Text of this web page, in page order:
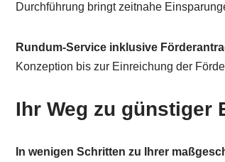
Durchführung bringt zeitnahe
Rundum-Service inklusive
Konzeption bis zur Einreichung der
Ihr Weg zu günstiger
In wenigen Schritten zu Ihrer